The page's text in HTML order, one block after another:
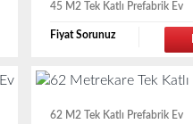
45 M2 Tek Katlı Prefabrik Ev
Fiyat Sorunuz
62 M2 Tek Katlı Prefabrik Ev